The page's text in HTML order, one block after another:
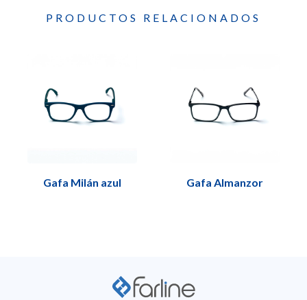
PRODUCTOS RELACIONADOS
Gafa Milán azul Gafa Almanzor